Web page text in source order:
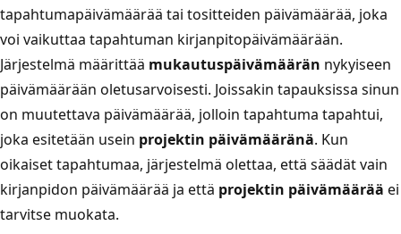
tapahtumapäivämäärää tai tositteiden päivämäärää, joka
voi vaikuttaa tapahtuman kirjanpitopäivämäärään.
Järjestelmä määrittää mukautuspäivämäärän nykyiseen
päivämäärään oletusarvoisesti. Joissakin tapauksissa sinun
on muutettava päivämäärää, jolloin tapahtuma tapahtui,
joka esitetään usein projektin päivämääränä. Kun
oikaiset tapahtumaa, järjestelmä olettaa, että säädät vain
kirjanpidon päivämäärää ja että projektin päivämäärää ei
tarvitse muokata.